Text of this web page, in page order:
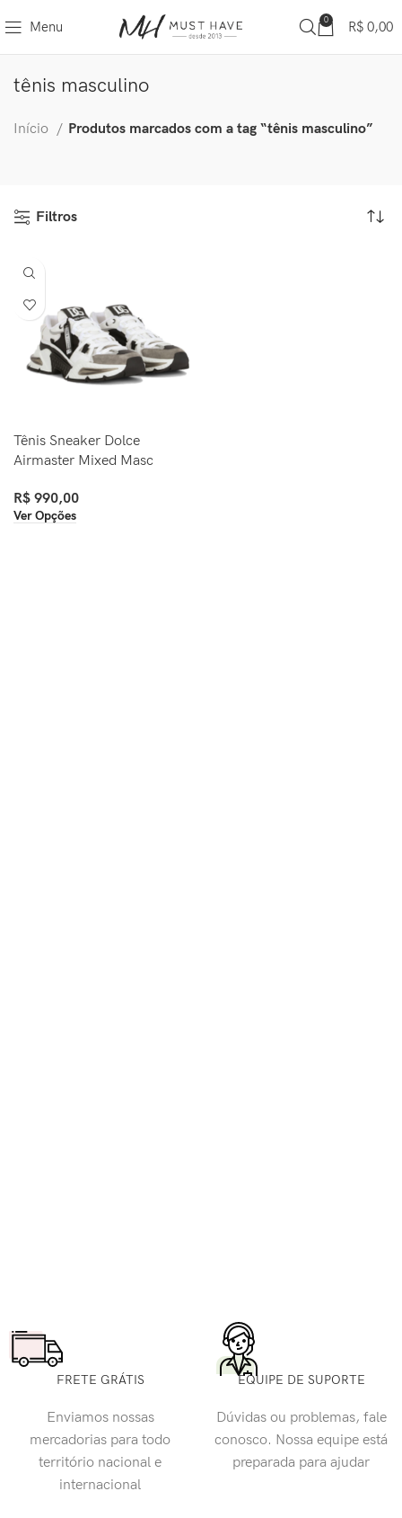
Menu 0 R$ 0,00
tênis masculino
Início Produtos marcados com a tag “tênis masculino”
Filtros
Tênis Sneaker Dolce
Airmaster Mixed Masc
R$ 990,00
Ver Opções
FRETE GRÁTIS
Enviamos nossas
mercadorias para todo
território nacional e
internacional
EQUIPE DE SUPORTE
Dúvidas ou problemas, fale
conosco. Nossa equipe está
preparada para ajudar